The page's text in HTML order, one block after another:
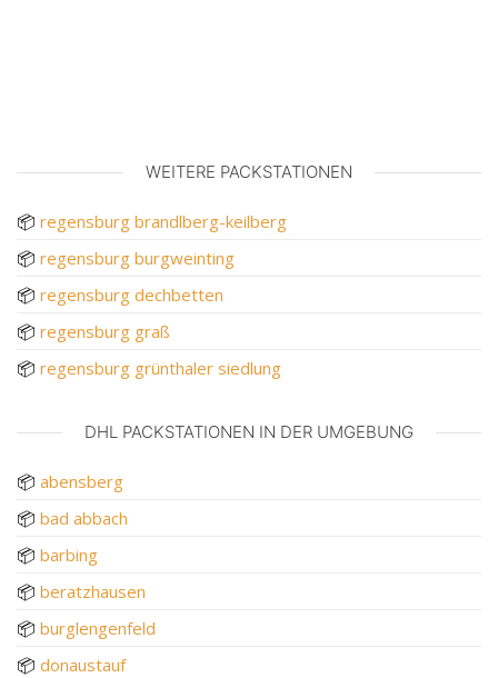
WEITERE PACKSTATIONEN
📦 regensburg brandlberg-keilberg
📦 regensburg burgweinting
📦 regensburg dechbetten
📦 regensburg graß
📦 regensburg grünthaler siedlung
DHL PACKSTATIONEN IN DER UMGEBUNG
📦 abensberg
📦 bad abbach
📦 barbing
📦 beratzhausen
📦 burglengenfeld
📦 donaustauf